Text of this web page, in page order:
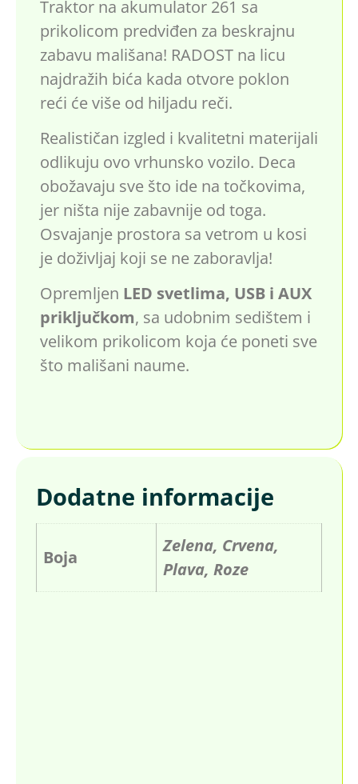
Traktor na akumulator 261 sa
prikolicom predviđen za beskrajnu
zabavu mališana! RADOST na licu
najdražih bića kada otvore poklon
reći će više od hiljadu reči.
Realističan izgled i kvalitetni materijali
odlikuju ovo vrhunsko vozilo. Deca
obožavaju sve što ide na točkovima,
jer ništa nije zabavnije od toga.
Osvajanje prostora sa vetrom u kosi
je doživljaj koji se ne zaboravlja!
Opremljen LED svetlima, USB i AUX
priključkom, sa udobnim sedištem i
velikom prikolicom koja će poneti sve
što mališani naume.
Dodatne informacije
Boja
Zelena, Crvena,
Plava, Roze